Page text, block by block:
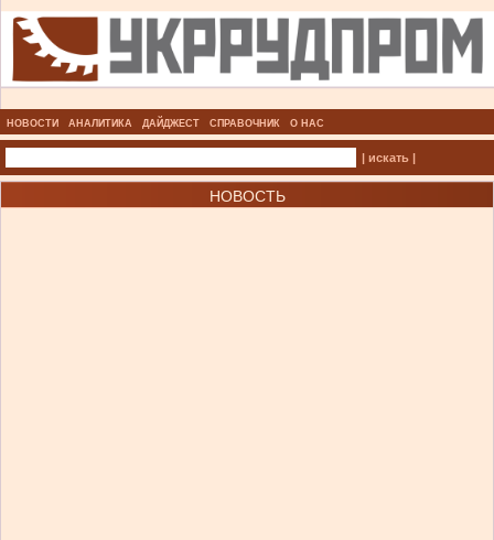
НОВОСТИ АНАЛИТИКА ДАЙДЖЕСТ СПРАВОЧНИК О НАС
| искать |
НОВОСТЬ